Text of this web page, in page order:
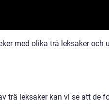
med olika trä leksaker och
trä leksaker kan vi se att de